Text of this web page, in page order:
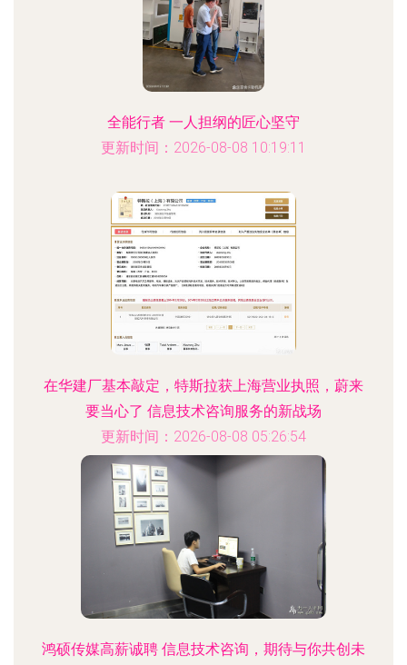
全能行者 一人担纲的匠心坚守
更新时间：2026-08-08 10:19:11
在华建厂基本敲定，特斯拉获上海营业执照，蔚来
要当心了 信息技术咨询服务的新战场
更新时间：2026-08-08 05:26:54
鸿硕传媒高薪诚聘 信息技术咨询，期待与你共创未